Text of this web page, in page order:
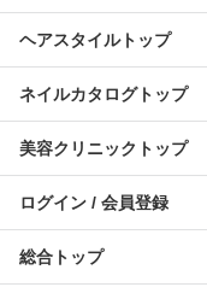
ヘアスタイルトップ
ネイルカタログトップ
美容クリニックトップ
ログイン / 会員登録
総合トップ